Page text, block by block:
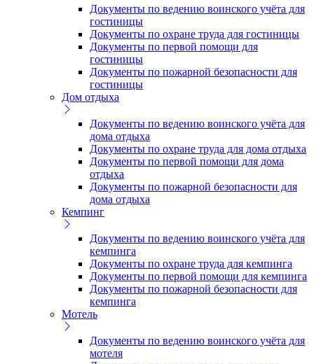
Документы по ведению воинского учёта для
гостиницы
Документы по охране труда для гостиницы
Документы по первой помощи для
гостиницы
Документы по пожарной безопасности для
гостиницы
Дом отдыха
Документы по ведению воинского учёта для
дома отдыха
Документы по охране труда для дома отдыха
Документы по первой помощи для дома
отдыха
Документы по пожарной безопасности для
дома отдыха
Кемпинг
Документы по ведению воинского учёта для
кемпинга
Документы по охране труда для кемпинга
Документы по первой помощи для кемпинга
Документы по пожарной безопасности для
кемпинга
Мотель
Документы по ведению воинского учёта для
мотеля